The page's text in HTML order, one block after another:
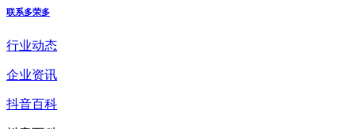
联系多荣多
行业动态
企业资讯
抖音百科